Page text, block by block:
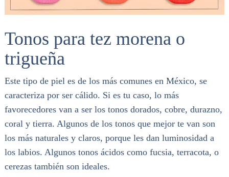
Tonos para tez morena o
trigueña
Este tipo de piel es de los más comunes en México, se
caracteriza por ser cálido. Si es tu caso, lo más
favorecedores van a ser los tonos dorados, cobre, durazno,
coral y tierra. Algunos de los tonos que mejor te van son
los más naturales y claros, porque les dan luminosidad a
los labios. Algunos tonos ácidos como fucsia, terracota, o
cerezas también son ideales.